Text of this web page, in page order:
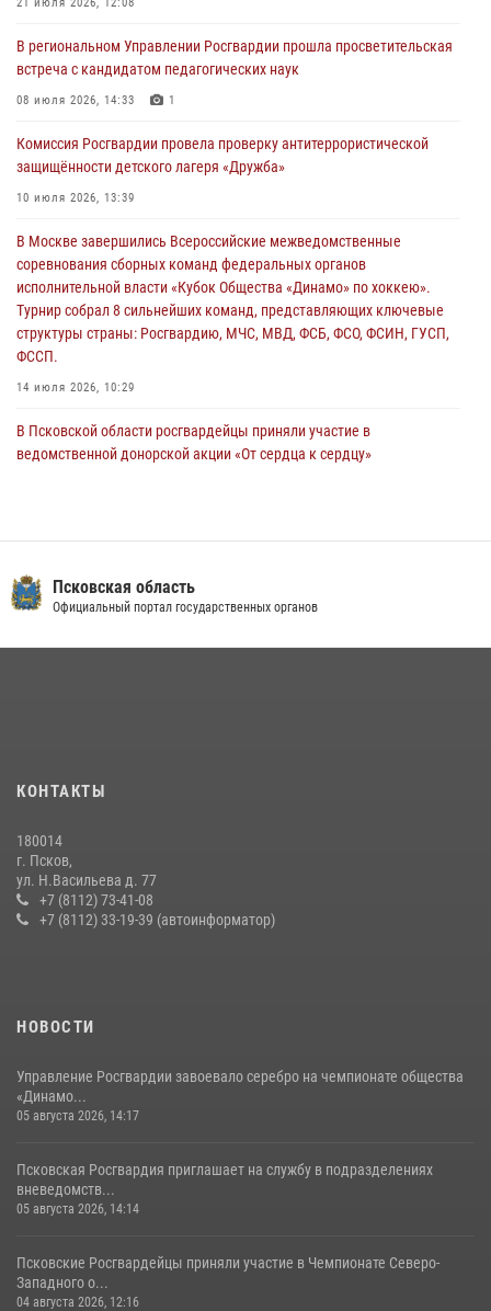
За минувшие сутки Псковские росгвардейцы выезжали два раза на
31 июля 2026, 13:53
В Санкт-Петербурге прошел окружной этап ежегодного
сотрудников вневедомственной охраны Росгвардии, Псковские
Росгвардейцы одержали победу
30 июля 2026, 05:10
Псковская Росгвардия приглашает на службу в подразделениях
вневедомственной охраны
В региональном Управлении Росгвардии прошла просветительская
встреча с кандидатом педагогических наук
08 июля 2026, 14:33 1
Комиссия Росгвардии провела проверку антитеррористической
защищённости детского лагеря «Дружба»
10 июля 2026, 13:39
В Москве завершились Всероссийские межведомственные
соревнования сборных команд федеральных органов
исполнительной власти «Кубок Общества «Динамо» по хоккею».
Турнир собрал 8 сильнейших команд, представляющих ключевые
структуры страны: Росгвардию, МЧС, МВД, ФСБ, ФСО, ФСИН, ГУСП,
ФССП.
14 июля 2026, 10:29
В Псковской области росгвардейцы приняли участие в
ведомственной донорской акции «От сердца к сердцу»
13 июля 2026, 05:29
церемонии
Росгвардейцы одержали победу
Сотрудники вневедомственной охраны Росгвардии за минувшие
сутки пресекли в областном центре серию краж
22 июля 2026, 10:19
16 июля 2026, 10:24
Псковская область
Официальный портал государственных органов
КОНТАКТЫ
180014
г. Псков,
ул. Н.Васильева д. 77
+7 (8112) 73-41-08
+7 (8112) 33-19-39 (автоинформатор)
НОВОСТИ
Управление Росгвардии завоевало серебро на чемпионате общества
«Динамо...
05 августа 2026, 14:17
Псковская Росгвардия приглашает на службу в подразделениях
вневедомств...
05 августа 2026, 14:14
Псковские Росгвардейцы приняли участие в Чемпионате Северо-
Западного о...
04 августа 2026, 12:16